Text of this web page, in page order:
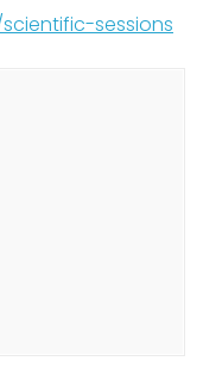
sessions